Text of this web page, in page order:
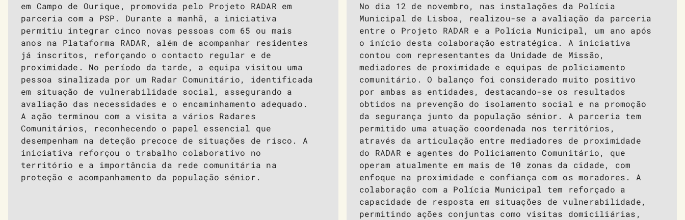
em Campo de Ourique, promovida pelo Projeto RADAR em
parceria com a PSP. Durante a manhã, a iniciativa
permitiu integrar cinco novas pessoas com 65 ou mais
anos na Plataforma RADAR, além de acompanhar residentes
já inscritos, reforçando o contacto regular e de
proximidade. No período da tarde, a equipa visitou uma
pessoa sinalizada por um Radar Comunitário, identificada
em situação de vulnerabilidade social, assegurando a
avaliação das necessidades e o encaminhamento adequado.
A ação terminou com a visita a vários Radares
Comunitários, reconhecendo o papel essencial que
desempenham na deteção precoce de situações de risco. A
iniciativa reforçou o trabalho colaborativo no
território e a importância da rede comunitária na
proteção e acompanhamento da população sénior.
No dia 12 de novembro, nas instalações da Polícia
Municipal de Lisboa, realizou-se a avaliação da parceria
entre o Projeto RADAR e a Polícia Municipal, um ano após
o início desta colaboração estratégica. A iniciativa
contou com representantes da Unidade de Missão,
mediadores de proximidade e equipas de policiamento
comunitário. O balanço foi considerado muito positivo
por ambas as entidades, destacando-se os resultados
obtidos na prevenção do isolamento social e na promoção
da segurança junto da população sénior. A parceria tem
permitido uma atuação coordenada nos territórios,
através da articulação entre mediadores de proximidade
do RADAR e agentes do Policiamento Comunitário, que
operam atualmente em mais de 10 zonas da cidade, com
enfoque na proximidade e confiança com os moradores. A
colaboração com a Polícia Municipal tem reforçado a
capacidade de resposta em situações de vulnerabilidade,
permitindo ações conjuntas como visitas domiciliárias,